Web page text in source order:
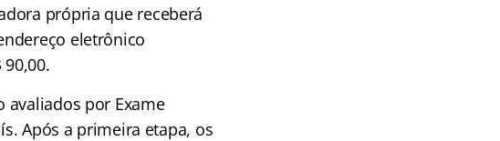
própria que receberá
eletrônico
avaliados por Exame
Após a primeira etapa, os